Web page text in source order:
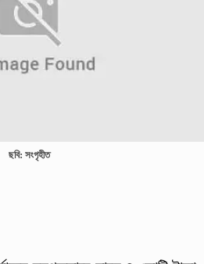
ছবি: সংগৃহীত